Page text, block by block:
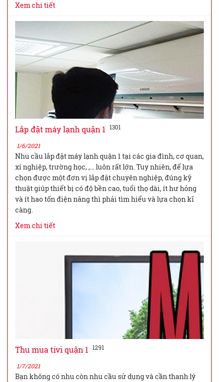
Xem chi tiết
Lắp đặt máy lạnh quận 1 1301
1/6/2021
Nhu cầu lắp đặt máy lạnh quận 1 tại các gia đình, cơ quan,
xí nghiệp, trường học, ,… luôn rất lớn. Tuy nhiên, để lựa
chọn được một đơn vị lắp đặt chuyên nghiệp, đúng kỹ
thuật giúp thiết bị có độ bền cao, tuổi thọ dài, ít hư hỏng
và ít hao tốn điện năng thì phải tìm hiểu và lựa chọn kĩ
càng.
Xem chi tiết
Thu mua tivi quận 1 1291
1/7/2021
Bạn không có nhu còn nhu cầu sử dụng và cần thanh lý